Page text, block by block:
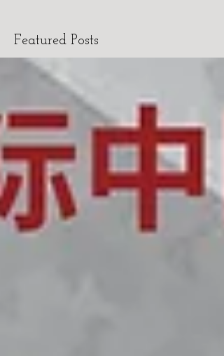
Featured Posts